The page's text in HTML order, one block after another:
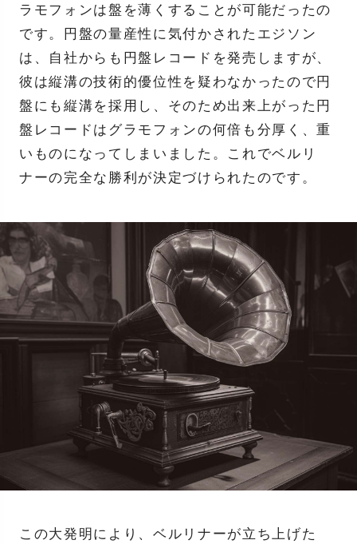
ラモフォンは盤を薄くすることが可能だったの
です。円盤の量産性に気付かされたエジソン
は、自社からも円盤レコードを発売しますが、
彼は縦溝の技術的優位性を疑わなかったので円
盤にも縦溝を採用し、そのため出来上がった円
盤レコードはグラモフォンの何倍も分厚く、重
いものになってしまいました。これでベルリ
ナーの完全な勝利が決定づけられたのです。
この大発明により、ベルリナーが立ち上げた